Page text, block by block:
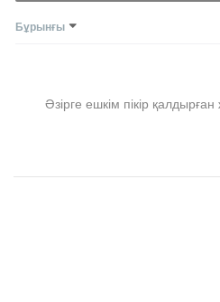
Бұрынғы
Әзірге ешкім пікір